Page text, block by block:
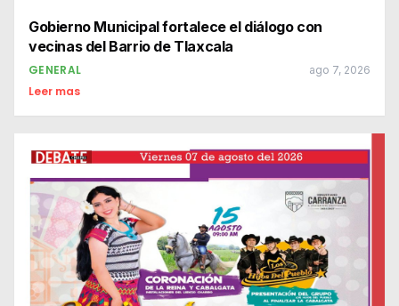
Gobierno Municipal fortalece el diálogo con
vecinas del Barrio de Tlaxcala
GENERAL ago 7, 2026
Leer mas